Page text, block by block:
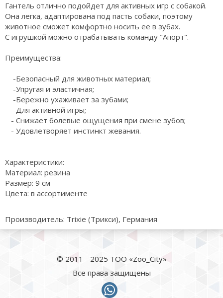
Гантель отлично подойдет для активных игр с собакой.
Она легка, адаптирована под пасть собаки, поэтому
животное сможет комфортно носить ее в зубах.
С игрушкой можно отрабатывать команду "Апорт".
Преимущества:
-Безопасный для животных материал;
-Упругая и эластичная;
-Бережно ухаживает за зубами;
-Для активной игры;
- Снижает болевые ощущения при смене зубов;
- Удовлетворяет инстинкт жевания.
Характеристики:
Материал: резина
Размер: 9 см
Цвета: в ассортименте
Производитель: Trixie (Трикси), Германия
© 2011 - 2025 ТОО «Zoo_City»
Все права защищены